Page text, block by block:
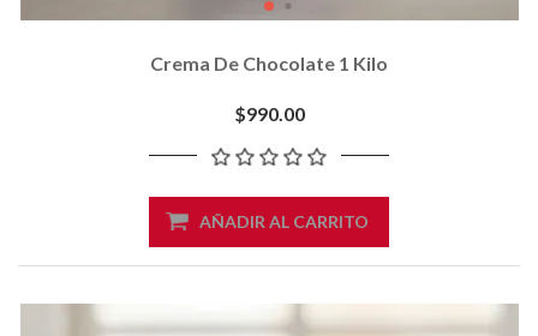
Crema De Chocolate 1 Kilo
$990.00
AÑADIR AL CARRITO